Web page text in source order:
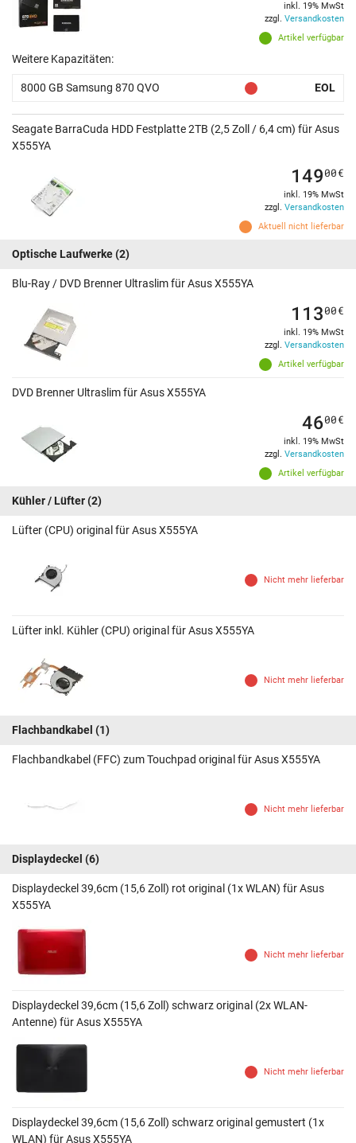
Artikel verfügbar
inkl. 19% MwSt
zzgl. Versandkosten
Weitere Kapazitäten:
8000 GB Samsung 870 QVO EOL
Seagate BarraCuda HDD Festplatte 2TB (2,5 Zoll / 6,4 cm) für Asus
X555YA
Aktuell nicht lieferbar
14900€
inkl. 19% MwSt
zzgl. Versandkosten
Optische Laufwerke(2)
Blu-Ray / DVD Brenner Ultraslim für Asus X555YA
Artikel verfügbar
11300€
inkl. 19% MwSt
zzgl. Versandkosten
DVD Brenner Ultraslim für Asus X555YA
Artikel verfügbar
4600€
inkl. 19% MwSt
zzgl. Versandkosten
Kühler / Lüfter(2)
Lüfter (CPU) original für Asus X555YA
Nicht mehr lieferbar
Lüfter inkl. Kühler (CPU) original für Asus X555YA
Nicht mehr lieferbar
Flachbandkabel (1)
Flachbandkabel (FFC) zum Touchpad original für Asus X555YA
Nicht mehr lieferbar
Displaydeckel (6)
Displaydeckel 39,6cm (15,6 Zoll) rot original (1x WLAN) für Asus
X555YA
Nicht mehr lieferbar
Displaydeckel 39,6cm (15,6 Zoll) schwarz original (2x WLAN-
Antenne) für Asus X555YA
Nicht mehr lieferbar
Displaydeckel 39,6cm (15,6 Zoll) schwarz original gemustert (1x
WLAN) für Asus X555YA